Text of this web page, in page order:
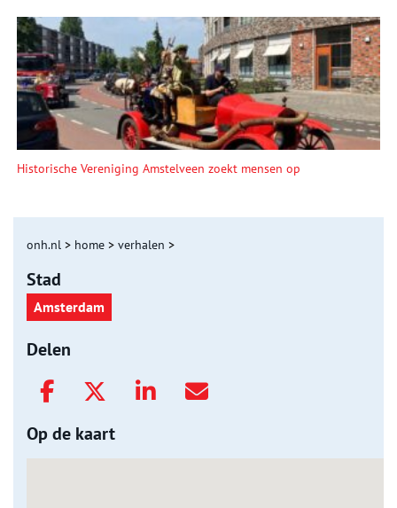
Historische Vereniging Amstelveen zoekt mensen op
onh.nl > home > verhalen >
Stad
Amsterdam
Delen
Op de kaart